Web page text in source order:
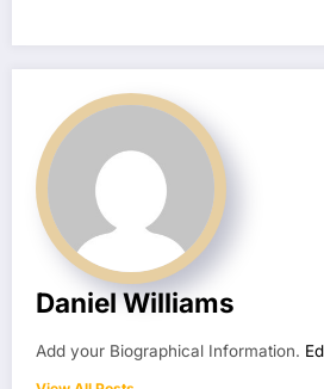
Daniel Williams
Add your Biographical Information.